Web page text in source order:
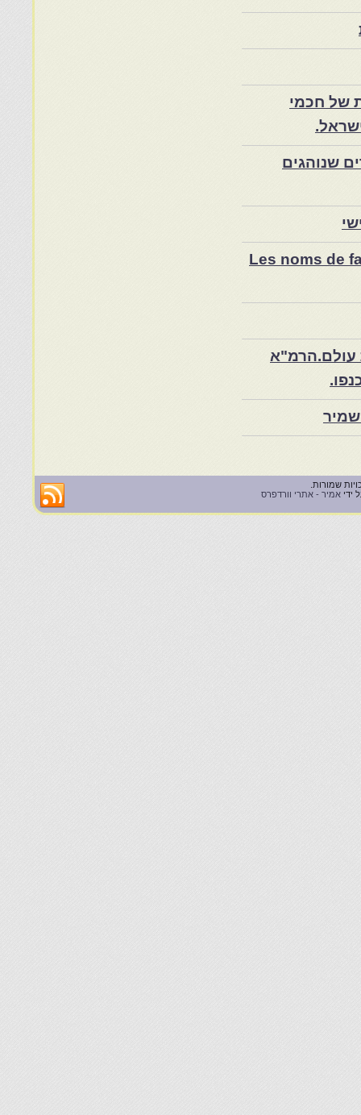
של חכמי
שנוהגים
Les noms de
עולם.הרמ"א
ידי אמיר - אתרי וורדפרס